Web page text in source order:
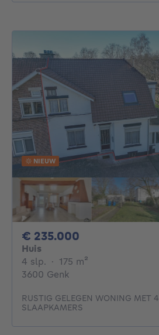
NIEUW
€ 235.000
Huis
4 slp. 4 slaapkamers
· 175 m²
3600 Genk
RUSTIG GELEGEN WONING MET 4
SLAAPKAMERS